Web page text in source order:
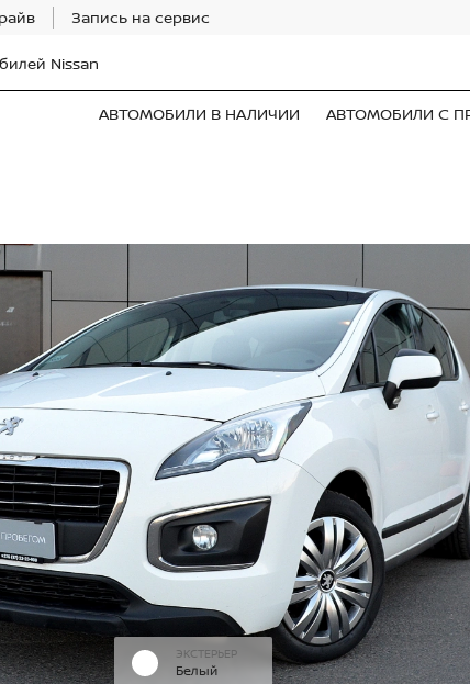
Запись на сервис
Nissan
АВТОМОБИЛИ В НАЛИЧИИ АВТОМОБИЛИ С
ЭКСТЕРЬЕР
Белый